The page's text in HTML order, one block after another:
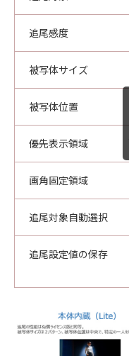
追尾感度
被写体サイズ
被写体位置
優先表示領域
画角固定領域
追尾対象自動選択
追尾設定値の保存